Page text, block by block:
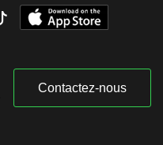
Contactez-nous